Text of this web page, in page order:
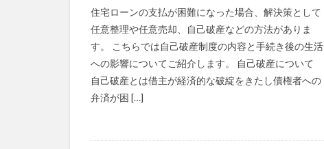
住宅ローンの支払が困難になった場合、解決策として
任意整理や任意売却、自己破産などの方法がありま
す。 こちらでは自己破産制度の内容と手続き後の生活
への影響についてご紹介します。 自己破産について
自己破産とは借主が経済的な破綻をきたし債権者への
弁済が困 […]